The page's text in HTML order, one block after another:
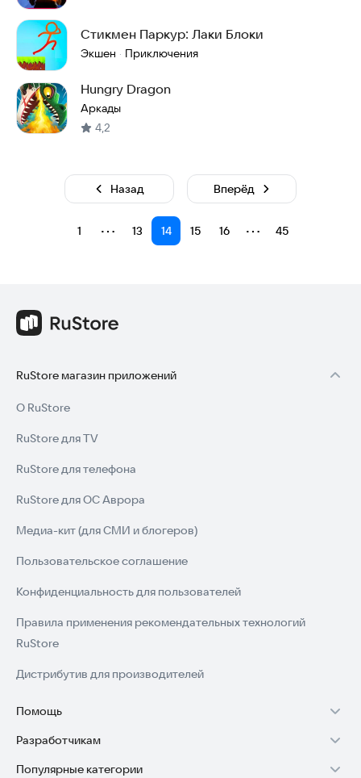
Стикмен Паркур: Лаки Блоки
Экшен · Приключения
Hungry Dragon
Аркады
4,2
Назад
1 ⋯ 13 14 15 16 ⋯ 45
Вперёд
RuStore магазин приложений
О RuStore
RuStore для TV
RuStore для телефона
RuStore для ОС Аврора
Медиа-кит (для СМИ и блогеров)
Пользовательское соглашение
Конфиденциальность для пользователей
Правила применения рекомендательных технологий
RuStore
Дистрибутив для производителей
Помощь
Установка RuStore на TV
Установка RuStore на телефон
Разработчикам
Зарабатывать с RuStore
Популярные категории